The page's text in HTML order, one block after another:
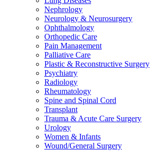
Nephrology
Neurology & Neurosurgery
Ophthalmology
Orthopedic Care
Pain Management
Palliative Care
Plastic & Reconstructive Surgery
Psychiatry
Radiology
Rheumatology
Spine and Spinal Cord
Transplant
Trauma & Acute Care Surgery
Urology
Women & Infants
Wound/General Surgery